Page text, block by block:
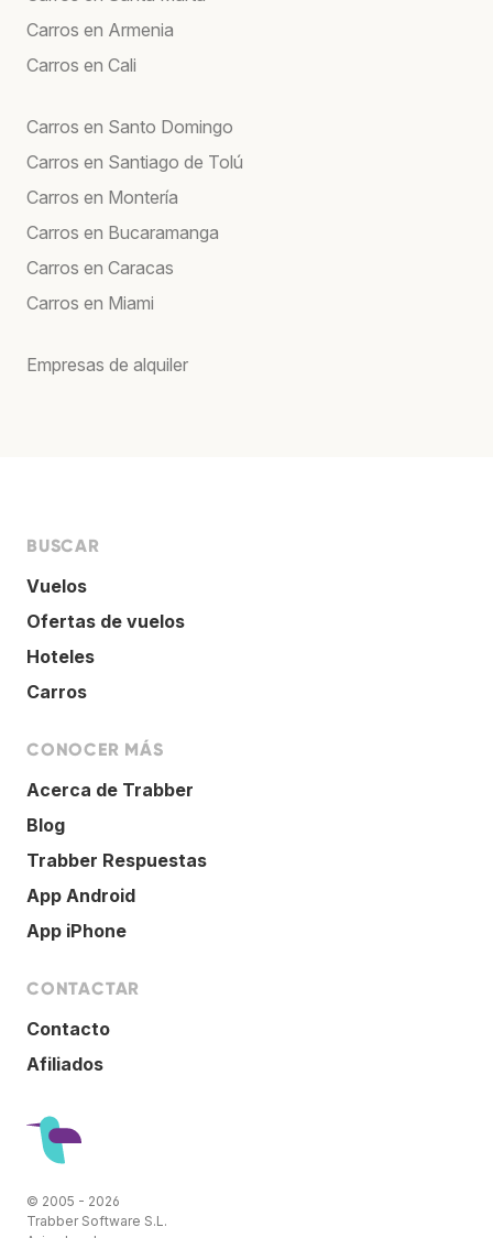
Carros en Armenia
Carros en Cali
Carros en Santo Domingo
Carros en Santiago de Tolú
Carros en Montería
Carros en Bucaramanga
Carros en Caracas
Carros en Miami
Empresas de alquiler
BUSCAR
Vuelos
Ofertas de vuelos
Hoteles
Carros
CONOCER MÁS
Acerca de Trabber
Blog
Trabber Respuestas
App Android
App iPhone
CONTACTAR
Contacto
Afiliados
© 2005 - 2026
Trabber Software S.L.